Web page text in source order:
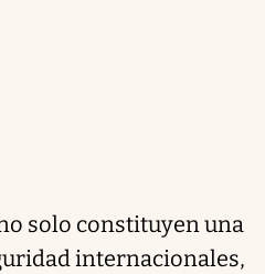
solo constituyen una
internacionales,